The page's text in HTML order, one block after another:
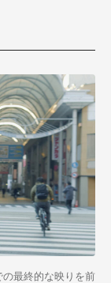
最終的な映りを前